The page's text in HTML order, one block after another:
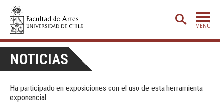
MENÚ
ADMISIÓN
ETAPA BÁSICA
NOTICIAS
Ha participado en exposiciones con el uso de esta herramienta
exponencial: